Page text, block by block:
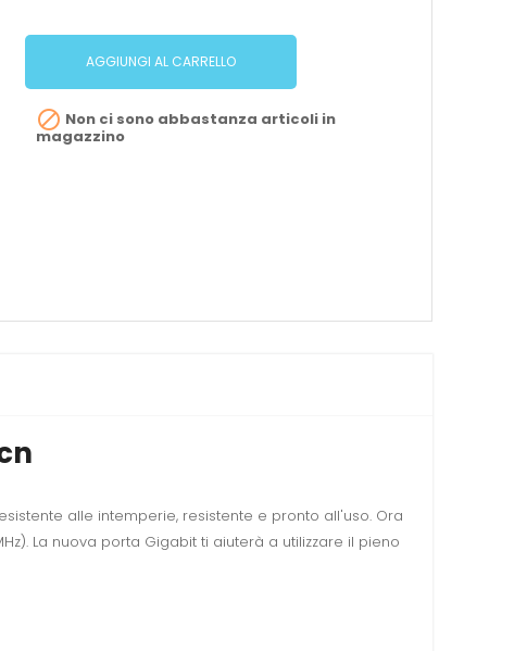
AGGIUNGI AL CARRELLO
 Non ci sono abbastanza articoli in
magazzino
alle intemperie, resistente e pronto all'uso. Ora
La nuova porta Gigabit ti aiuterà a utilizzare il pieno